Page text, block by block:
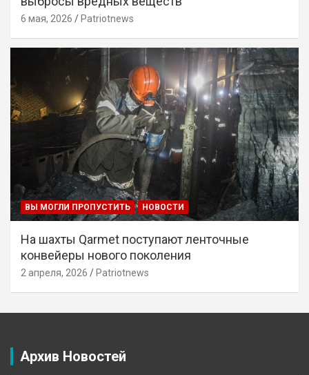
6 мая, 2026 Patriotnews
ВЫ МОГЛИ ПРОПУСТИТЬ НОВОСТИ
На шахты Qarmet поступают ленточные
конвейеры нового поколения
2 апреля, 2026 Patriotnews
Архив Новостей